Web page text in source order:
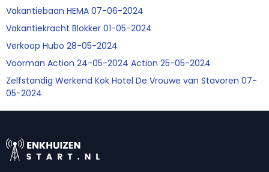
Vakantiebaan HEMA 07-06-2024
Vakantiekracht Blokker 01-05-2024
Verkoop Hubo 28-05-2024
Voorman Action 24-05-2024 Action 25-05-2024
Zelfstandig Werkend Kok Hotel De Vrouwe van Stavoren 07-
05-2024